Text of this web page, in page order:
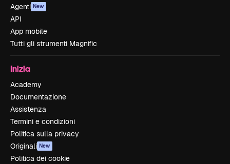
Agenti New
API
App mobile
Tutti gli strumenti Magnific
Inizia
Academy
Documentazione
Assistenza
Termini e condizioni
Politica sulla privacy
Originali New
Politica dei cookie